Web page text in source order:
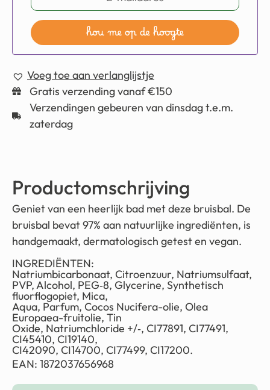
hou me op de hoogte
Voeg toe aan verlanglijstje
Gratis verzending vanaf €150
Verzendingen gebeuren van dinsdag t.e.m.
zaterdag
Productomschrijving
Geniet van een heerlijk bad met deze bruisbal. De
bruisbal bevat 97% aan natuurlijke ingrediënten, is
handgemaakt, dermatologisch getest en vegan.
INGREDIËNTEN:
Natriumbicarbonaat, Citroenzuur, Natriumsulfaat,
PVP, Alcohol, PEG‐8, Glycerine, Synthetisch
fluorflogopiet, Mica,
Aqua, Parfum, Cocos Nucifera-olie, Olea
Europaea-fruitolie, Tin
Oxide, Natriumchloride +/‐, CI77891, CI77491,
CI45410, CI19140,
CI42090, CI14700, CI77499, CI17200.
EAN: 1872037656968